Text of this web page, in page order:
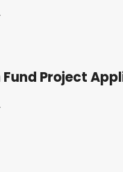
Fund Project